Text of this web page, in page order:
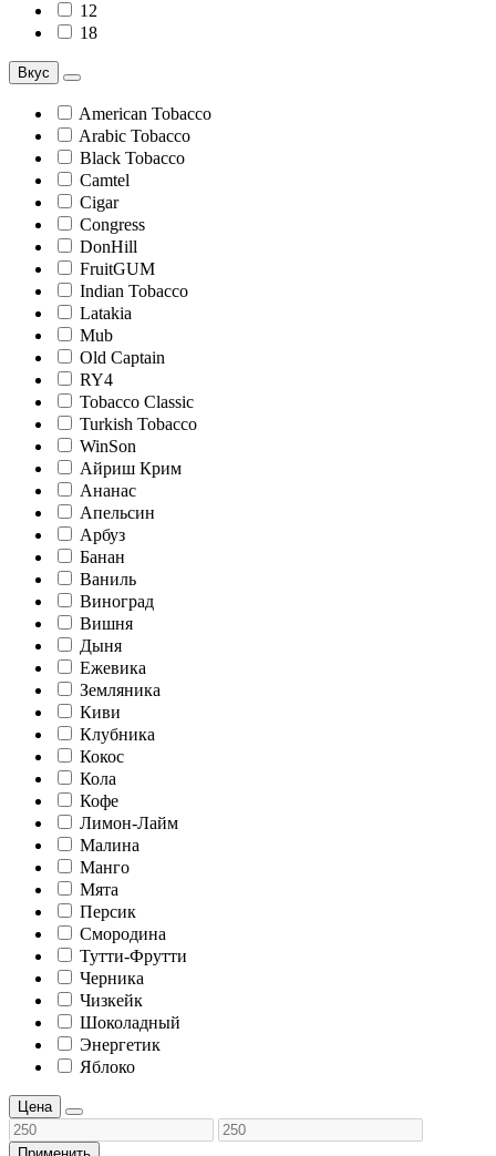
12
18
Вкус
American Tobacco
Arabic Tobacco
Black Tobacco
Camtel
Cigar
Congress
DonHill
FruitGUM
Indian Tobacco
Latakia
Mub
Old Captain
RY4
Tobacco Classic
Turkish Tobacco
WinSon
Айриш Крим
Ананас
Апельсин
Арбуз
Банан
Ваниль
Виноград
Вишня
Дыня
Ежевика
Земляника
Киви
Клубника
Кокос
Кола
Кофе
Лимон-Лайм
Малина
Манго
Мята
Персик
Смородина
Тутти-Фрутти
Черника
Чизкейк
Шоколадный
Энергетик
Яблоко
Цена